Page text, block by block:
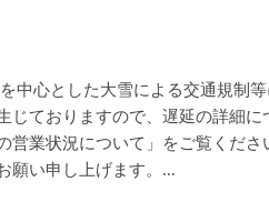
中心とした大雪による交通規制
じておりますので、遅延の詳細
営業状況について」をご覧くだ
願い申し上げます。...